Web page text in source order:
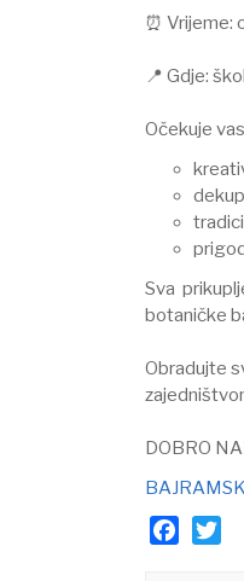
⏰ Vrijeme:
📍 Gdje:
Očekuje
Sva
botaničke
Obradujte
DOBRO